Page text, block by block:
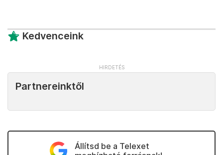
Kedvenceink
Partnereinktől
Állítsd be a Telexet